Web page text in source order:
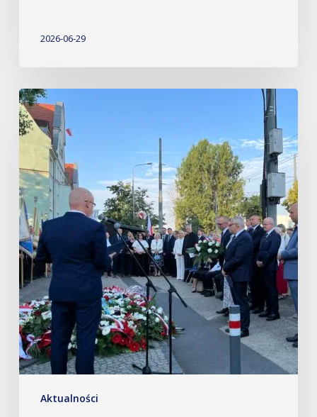
2026-06-29
Aktualności